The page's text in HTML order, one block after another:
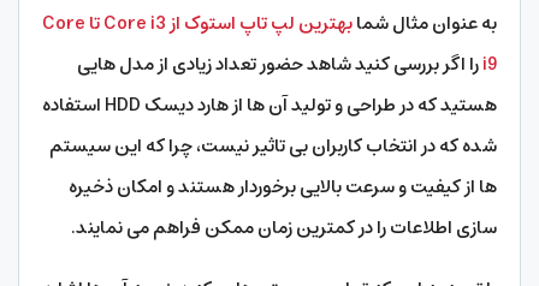
به عنوان مثال شما
بهترین لپ تاپ استوک از Core i3 تا Core
i9را اگر بررسی کنید شاهد حضور تعداد زیادی از مدل هایی
هستید که در طراحی و تولید آن ها از هارد دیسک HDD استفاده
شده که در انتخاب کاربران بی تاثیر نیست، چرا که این سیستم
ها از کیفیت و سرعت بالایی برخوردار هستند و امکان ذخیره
سازی اطلاعات را در کمترین زمان ممکن فراهم می نمایند.